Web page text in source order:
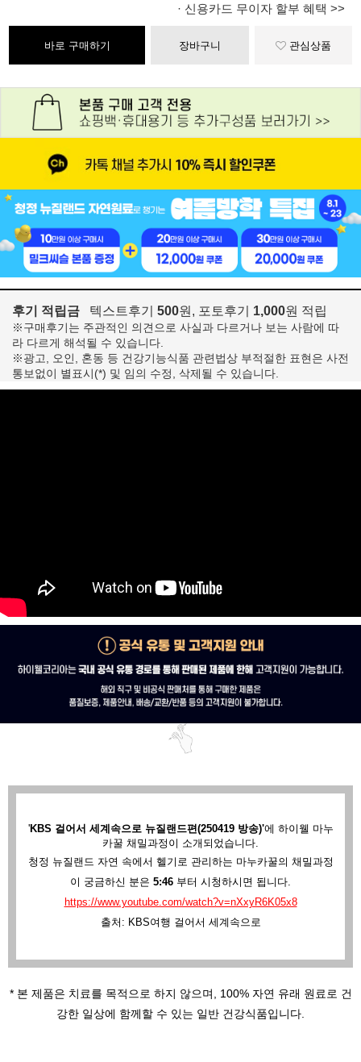
· 신용카드 무이자 할부 혜택 >>
바로 구매하기 장바구니 관심상품
후기 적립금 텍스트후기 500원, 포토후기 1,000원 적립
※구매후기는 주관적인 의견으로 사실과 다르거나 보는 사람에 따
라 다르게 해석될 수 있습니다.
※광고, 오인, 혼동 등 건강기능식품 관련법상 부적절한 표현은 사전
통보없이 별표시(*) 및 임의 수정, 삭제될 수 있습니다.
'KBS 걸어서 세계속으로 뉴질랜드편(250419 방송)'에 하이웰 마누
카꿀 채밀과정이 소개되었습니다.
청정 뉴질랜드 자연 속에서 헬기로 관리하는 마누카꿀의 채밀과정
이 궁금하신 분은 5:46 부터 시청하시면 됩니다.
https://www.youtube.com/watch?v=nXxyR6K05x8
출처: KBS여행 걸어서 세계속으로
* 본 제품은 치료를 목적으로 하지 않으며, 100% 자연 유래 원료로 건
강한 일상에 함께할 수 있는 일반 건강식품입니다.